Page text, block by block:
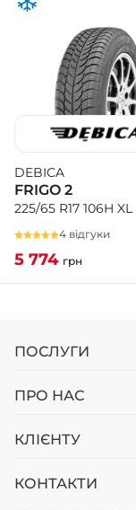
DEBICA
FRIGO 2
225/65 R17 106H XL
4 відгуки
5 774 грн
ПОСЛУГИ
ПРО НАС
КЛІЄНТУ
КОНТАКТИ